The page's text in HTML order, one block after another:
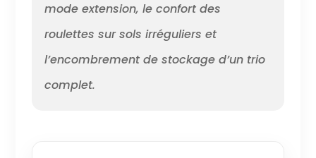
mode extension, le confort des
roulettes sur sols irréguliers et
l’encombrement de stockage d’un trio
complet.